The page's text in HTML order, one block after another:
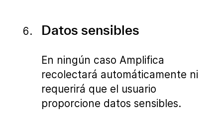
Datos sensibles
En ningún caso Amplifica
recolectará automáticamente ni
requerirá que el usuario
proporcione datos sensibles.